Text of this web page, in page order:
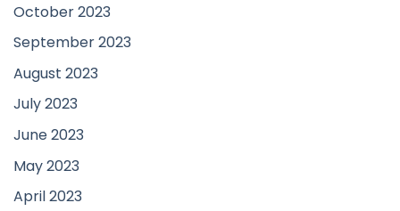
October 2023
September 2023
August 2023
July 2023
June 2023
May 2023
April 2023